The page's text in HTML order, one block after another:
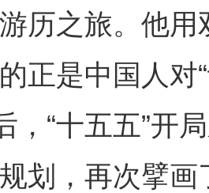
历之旅。他
正是中国人对
，“十五五”开
划，再次擘画